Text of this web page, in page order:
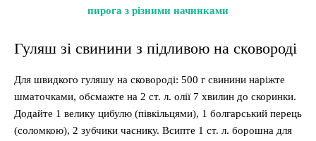
пирога з різними начинками
Гуляш зі свинини з підливою на сковороді
Для швидкого гуляшу на сковороді: 500 г свинини наріжте
шматочками, обсмажте на 2 ст. л. олії 7 хвилин до скоринки.
Додайте 1 велику цибулю (півкільцями), 1 болгарський перець
(соломкою), 2 зубчики часнику. Всипте 1 ст. л. борошна для